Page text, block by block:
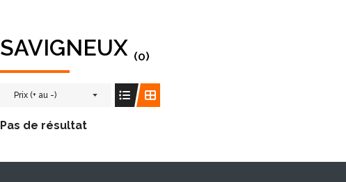
SAVIGNEUX (0)
Prix (+ au -)
Pas de résultat